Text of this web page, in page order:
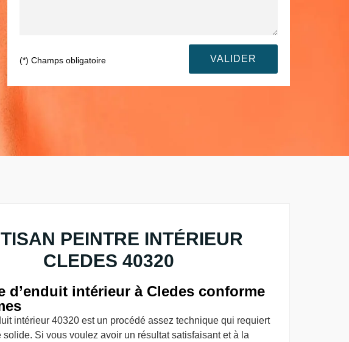
(*) Champs obligatoire
PEINTRE INTÉRIEUR
CLEDES 40320
d’enduit intérieur à Cledes conforme
intérieur 40320 est un procédé assez technique qui requiert
solide. Si vous voulez avoir un résultat satisfaisant et à la